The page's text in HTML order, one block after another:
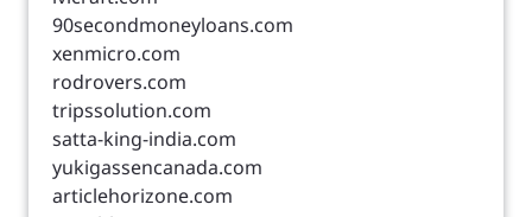
90secondmoneyloans.com
xenmicro.com
rodrovers.com
tripssolution.com
satta-king-india.com
yukigassencanada.com
articlehorizone.com